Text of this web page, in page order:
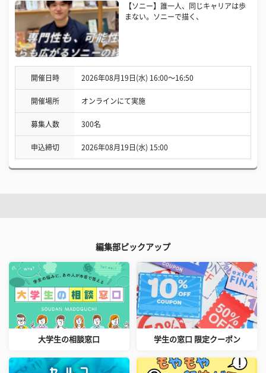
【ソニー】誰一人、同じキャリアは歩
まない。ソニーで描く、
開催日時 2026年08月19日(水) 16:00〜16:50
開催場所 オンラインにて実施
募集人数 300名
申込締切 2026年08月19日(水) 15:00
編集部ピックアップ
大学生の相談窓口 学生の窓口 限定クーポン